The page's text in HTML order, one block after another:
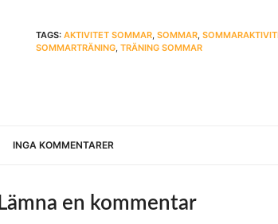
TAGS: AKTIVITET SOMMAR SOMMAR
SOMMARTRÄNING TRÄNING SOMMAR
INGA KOMMENTARER
Lämna en kommentar